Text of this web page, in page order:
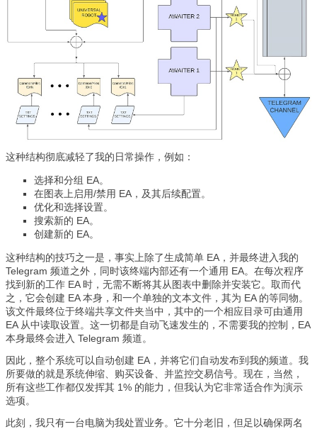
这种结构彻底减轻了我的日常操作，例如：
选择和分组 EA。
在图表上启用/禁用 EA，及其后续配置。
优化和选择设置。
搜索新的 EA。
创建新的 EA。
这种结构的技巧之一是，事实上除了生成简单 EA，并最终进入我的
Telegram 频道之外，同时该终端内部还有一个通用 EA。在每次程序
找到新的工作 EA 时，无需不断将其从图表中删除并安装它。取而代
之，它会创建 EA 本身，和一个单独的文本文件，其为 EA 的等同物。
该文件最终位于终端共享文件夹当中，其中的一个相应目录可由通用
EA 从中读取设置。这一切都是自动飞速发生的，不需要我的控制，EA
本身最终会进入 Telegram 频道。
因此，整个系统可以自动创建 EA，并将它们自动发布到我的频道。我
所要做的就是系统伸缩、购买设备、并监控交易信号。现在，当然，
所有这些工作都仅发挥其 1% 的能力，但我认为它非常适合作为演示
选项。
此刻，我只有一台电脑为我处置业务。它十分老旧，但足以确保两名